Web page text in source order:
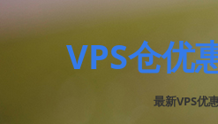
VPS仓优
最新VPS优